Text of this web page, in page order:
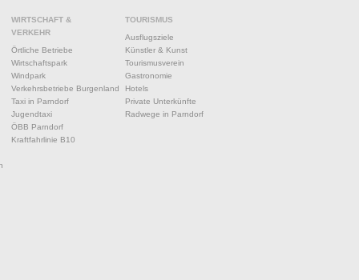
WIRTSCHAFT &
VERKEHR
Örtliche Betriebe
Wirtschaftspark
Windpark
Verkehrsbetriebe Burgenland
Taxi in Parndorf
Jugendtaxi
ÖBB Parndorf
Kraftfahrlinie B10
TOURISMUS
Ausflugsziele
Künstler & Kunst
Tourismusverein
Gastronomie
Hotels
Private Unterkünfte
Radwege in Parndorf